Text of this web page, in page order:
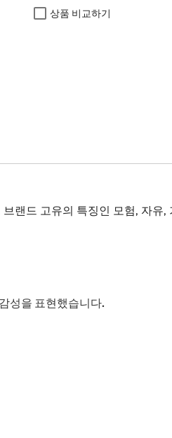
상품 비교하기
랜드 고유의 특징인 모험, 자
성을 표현했습니다.